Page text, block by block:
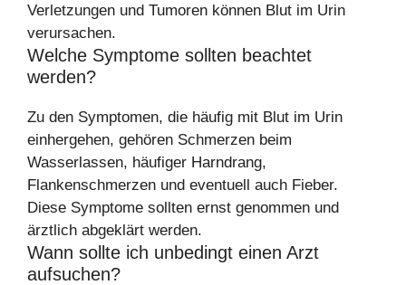
Verletzungen und Tumoren können Blut im Urin
verursachen.
Welche Symptome sollten beachtet
werden?
Zu den Symptomen, die häufig mit Blut im Urin
einhergehen, gehören Schmerzen beim
Wasserlassen, häufiger Harndrang,
Flankenschmerzen und eventuell auch Fieber.
Diese Symptome sollten ernst genommen und
ärztlich abgeklärt werden.
Wann sollte ich unbedingt einen Arzt
aufsuchen?